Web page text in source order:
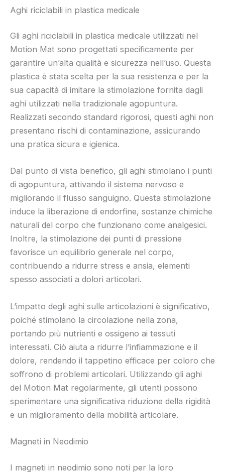
Aghi riciclabili in plastica medicale
Gli aghi riciclabili in plastica medicale utilizzati nel
Motion Mat sono progettati specificamente per
garantire un’alta qualità e sicurezza nell’uso. Questa
plastica è stata scelta per la sua resistenza e per la
sua capacità di imitare la stimolazione fornita dagli
aghi utilizzati nella tradizionale agopuntura.
Realizzati secondo standard rigorosi, questi aghi non
presentano rischi di contaminazione, assicurando
una pratica sicura e igienica.
Dal punto di vista benefico, gli aghi stimolano i punti
di agopuntura, attivando il sistema nervoso e
migliorando il flusso sanguigno. Questa stimolazione
induce la liberazione di endorfine, sostanze chimiche
naturali del corpo che funzionano come analgesici.
Inoltre, la stimolazione dei punti di pressione
favorisce un equilibrio generale nel corpo,
contribuendo a ridurre stress e ansia, elementi
spesso associati a dolori articolari.
L’impatto degli aghi sulle articolazioni è significativo,
poiché stimolano la circolazione nella zona,
portando più nutrienti e ossigeno ai tessuti
interessati. Ciò aiuta a ridurre l’infiammazione e il
dolore, rendendo il tappetino efficace per coloro che
soffrono di problemi articolari. Utilizzando gli aghi
del Motion Mat regolarmente, gli utenti possono
sperimentare una significativa riduzione della rigidità
e un miglioramento della mobilità articolare.
Magneti in Neodimio
I magneti in neodimio sono noti per la loro